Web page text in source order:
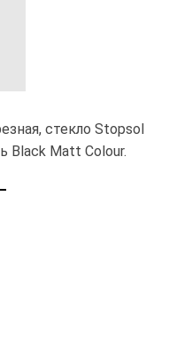
стекло Stopsol
Black Matt Colour.